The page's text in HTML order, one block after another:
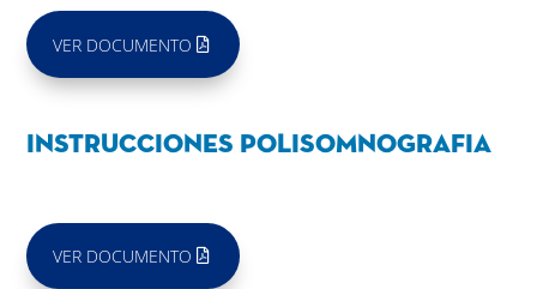
VER DOCUMENTO
INSTRUCCIONES POLISOMNOGRAFIA
VER DOCUMENTO